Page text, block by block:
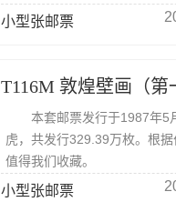
小型张邮票
T116M 敦煌壁画（第
本套邮票发行于1987年5月
虎，共发行329.39万枚。根
值得我们收藏。
小型张邮票